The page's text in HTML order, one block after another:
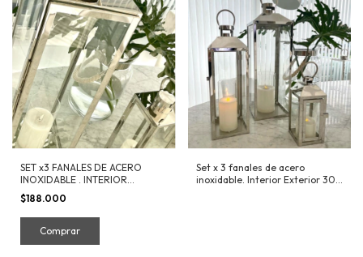
SET x3 FANALES DE ACERO
INOXIDABLE . INTERIOR
EXTERIOR.
$188.000
Set x 3 fanales de acero
inoxidable. Interior Exterior 30